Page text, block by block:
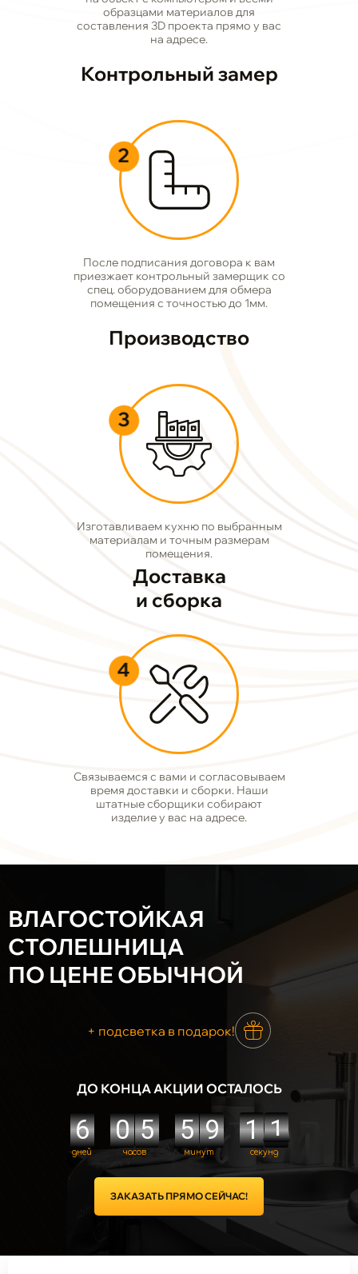
образцами материалов для
составления 3D проекта прямо у вас
на адресе.
Контрольный замер
2
После подписания договора к вам
приезжает контрольный замерщик со
спец. оборудованием для обмера
помещения с точностью до 1мм.
Производство
3
Изготавливаем кухню по выбранным
материалам и точным размерам
помещения.
Доставка
и сборка
4
Связываемся с вами и согласовываем
время доставки и сборки. Наши
штатные сборщики собирают
изделие у вас на адресе.
ВЛАГОСТОЙКАЯ
СТОЛЕШНИЦА
ПО ЦЕНЕ ОБЫЧНОЙ
+ подсветка в подарок!
ДО КОНЦА АКЦИИ ОСТАЛОСЬ
ЗАКАЗАТЬ ПРЯМО СЕЙЧАС!